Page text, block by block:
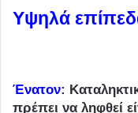
Υψηλά
Ένατον:
πρέπει να ληφθεί